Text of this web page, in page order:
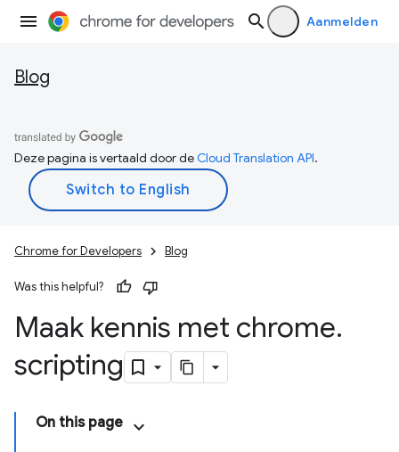
Aanmelden
Blog
Deze pagina is vertaald door deCloud Translation API.
Chrome for Developers Blog
Was this helpful?
Maak kennis met chrome.
scripting
On this page